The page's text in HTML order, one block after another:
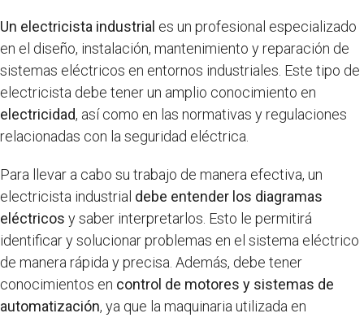
Un electricista industrial es un profesional especializado
en el diseño, instalación, mantenimiento y reparación de
sistemas eléctricos en entornos industriales. Este tipo de
electricista debe tener un amplio conocimiento en
electricidad, así como en las normativas y regulaciones
relacionadas con la seguridad eléctrica.
Para llevar a cabo su trabajo de manera efectiva, un
electricista industrial debe entender los diagramas
eléctricos y saber interpretarlos. Esto le permitirá
identificar y solucionar problemas en el sistema eléctrico
de manera rápida y precisa. Además, debe tener
conocimientos en control de motores y sistemas de
automatización, ya que la maquinaria utilizada en